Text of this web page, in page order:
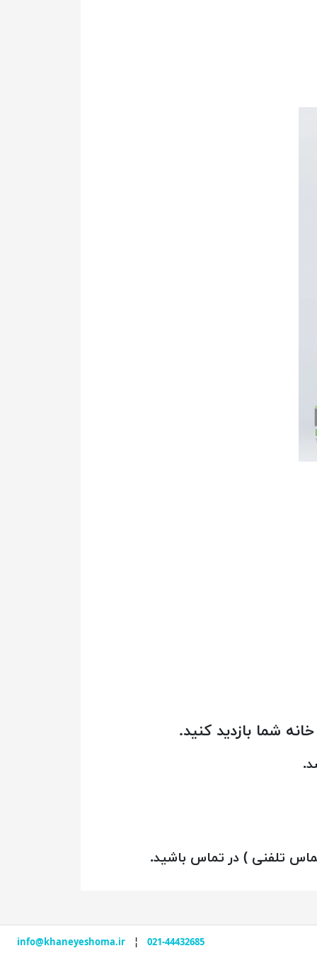
شما بازدید کنید.
تماس تلفنی ) در تماس باشید.
info@khaneyeshoma.ir ¦ 021-44432685